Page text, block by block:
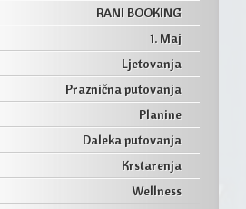
RANI BOOKING
1. Maj
Ljetovanja
Praznična putovanja
Planine
Daleka putovanja
Krstarenja
Wellness